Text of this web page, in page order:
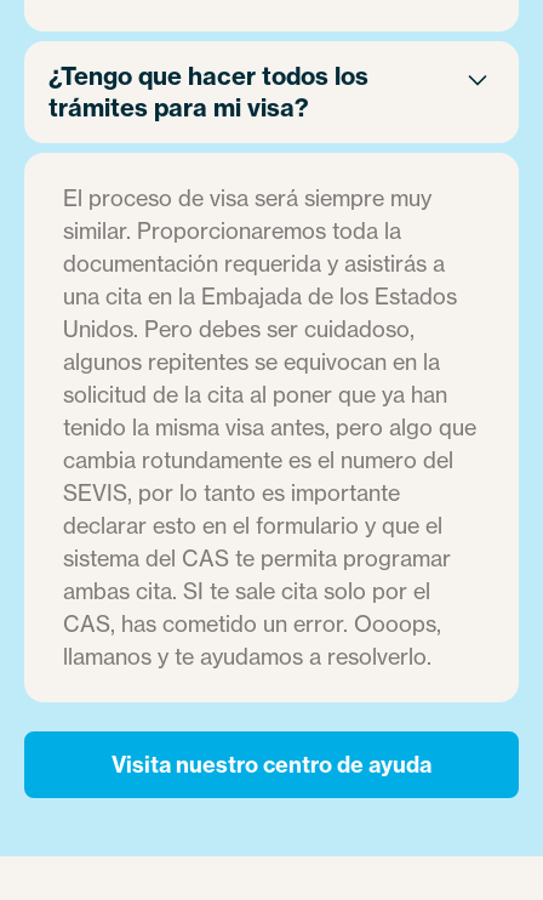
¿Tengo que hacer todos los
trámites para mi visa?
El proceso de visa será siempre muy
similar. Proporcionaremos toda la
documentación requerida y asistirás a
una cita en la Embajada de los Estados
Unidos. Pero debes ser cuidadoso,
algunos repitentes se equivocan en la
solicitud de la cita al poner que ya han
tenido la misma visa antes, pero algo que
cambia rotundamente es el numero del
SEVIS, por lo tanto es importante
declarar esto en el formulario y que el
sistema del CAS te permita programar
ambas cita. SI te sale cita solo por el
CAS, has cometido un error. Oooops,
llamanos y te ayudamos a resolverlo.
Visita nuestro centro de ayuda